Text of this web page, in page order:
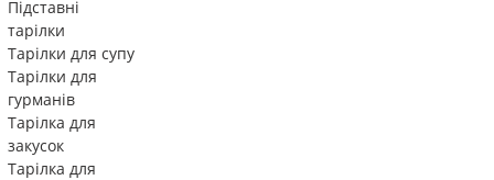
Підставні
тарілки
Тарілки для супу
Тарілки для
гурманів
Тарілка для
закусок
Тарілка для